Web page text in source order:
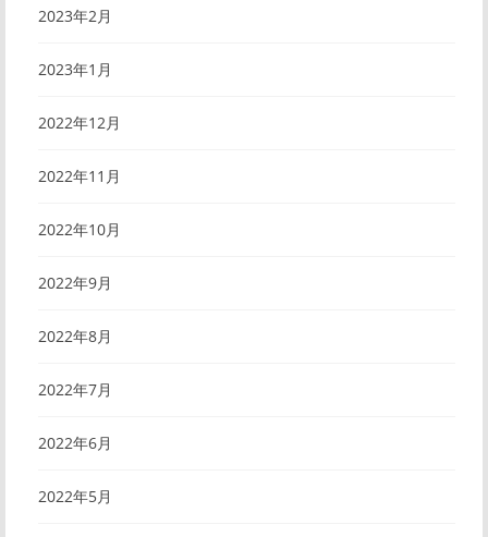
2023年2月
2023年1月
2022年12月
2022年11月
2022年10月
2022年9月
2022年8月
2022年7月
2022年6月
2022年5月